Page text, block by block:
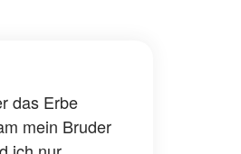
das Erbe
mein Bruder